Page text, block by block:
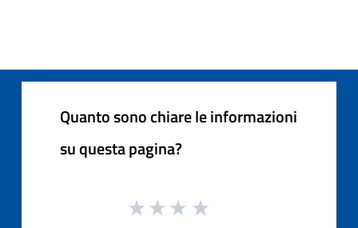
Quanto sono chiare le informazioni
su questa pagina?